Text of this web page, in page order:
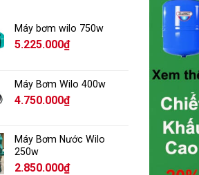
Máy bơm wilo 750w
5.225.000₫
Máy Bơm Wilo 400w
4.750.000₫
Máy Bơm Nước Wilo
250w
2.850.000₫